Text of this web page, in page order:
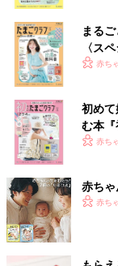
まる
〈ス
赤ち
初め
む本『
赤ち
赤ちゃ
赤ち